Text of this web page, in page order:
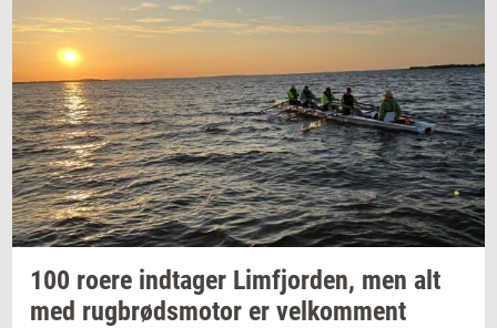
100 roere ind­ta­ger Lim­fjor­den, men alt
med rug­brøds­mo­tor er vel­kom­ment